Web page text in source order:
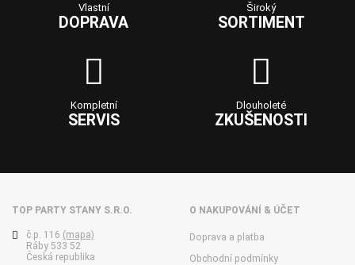
Vlastní
DOPRAVA
Široký
SORTIMENT
Kompletní
SERVIS
Dlouholeté
ZKUŠENOSTI
TOP PARTY STANY S.R.O.
č.p. 116 (mapa)
Ráby 533 52
Česká republika
O NAKUPOVÁNÍ & ÚČET
Doprava a platba
Obchodní podmínky